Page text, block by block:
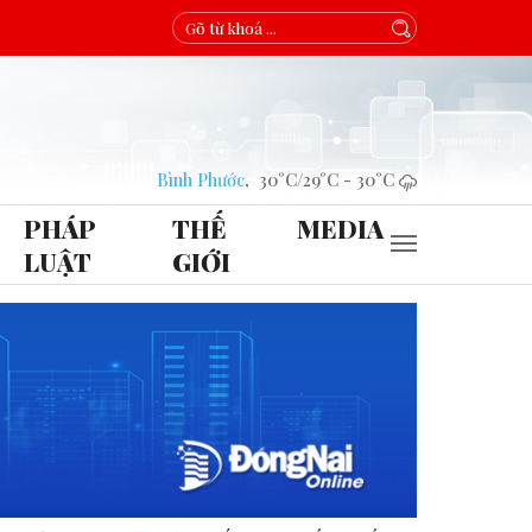
Bình Phước, 30°C/29°C - 30°C
PHÁP
LUẬT
THẾ
GIỚI
MEDIA